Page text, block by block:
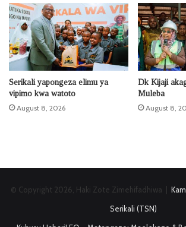
Serikali yapongeza elimu ya
vipimo kwa watoto
August 8, 2026
Dk Kijaji
Muleba
August 8,
© Copyright 2026, Haki Zote Zimehifadhiwa |
Serikali (TSN)